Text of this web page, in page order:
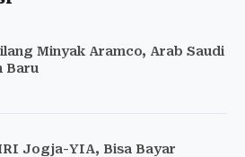
Minyak Aramco, Arab Saudi
Baru
Jogja-YIA, Bisa Bayar